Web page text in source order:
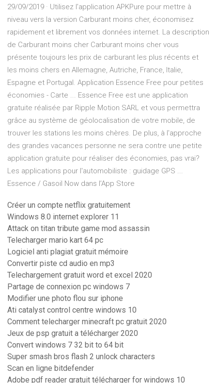
29/09/2019 · Utilisez l'application APKPure pour mettre à
niveau vers la version Carburant moins cher, économisez
rapidement et librement vos données internet. La description
de Carburant moins cher Carburant moins cher vous
présente toujours les prix de carburant les plus récents et
les moins chers en Allemagne, Autriche, France, Italie,
Espagne et Portugal. Application Essence Free pour petites
économies - Carte ... Essence Free est une application
gratuite réalisée par Ripple Motion SARL et vous permettra
grâce au système de géolocalisation de votre mobile, de
trouver les stations les moins chères. De plus, à l'approche
des grandes vacances personne ne sera contre une petite
application gratuite pour réaliser des économies, pas vrai?
Les applications pour l'automobiliste : guidage GPS ...
‎Essence / Gasoil Now dans l’App Store
Créer un compte netflix gratuitement
Windows 8.0 internet explorer 11
Attack on titan tribute game mod assassin
Telecharger mario kart 64 pc
Logiciel anti plagiat gratuit mémoire
Convertir piste cd audio en mp3
Telechargement gratuit word et excel 2020
Partage de connexion pc windows 7
Modifier une photo flou sur iphone
Ati catalyst control centre windows 10
Comment telecharger minecraft pc gratuit 2020
Jeux de psp gratuit a télécharger 2020
Convert windows 7 32 bit to 64 bit
Super smash bros flash 2 unlock characters
Scan en ligne bitdefender
Adobe pdf reader gratuit télécharger for windows 10